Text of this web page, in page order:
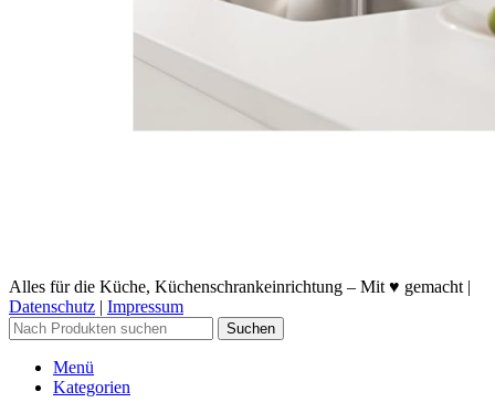
Alles für die Küche, Küchenschrankeinrichtung – Mit ♥ gemacht |
Datenschutz | Impressum
Suchen
Menü
Kategorien